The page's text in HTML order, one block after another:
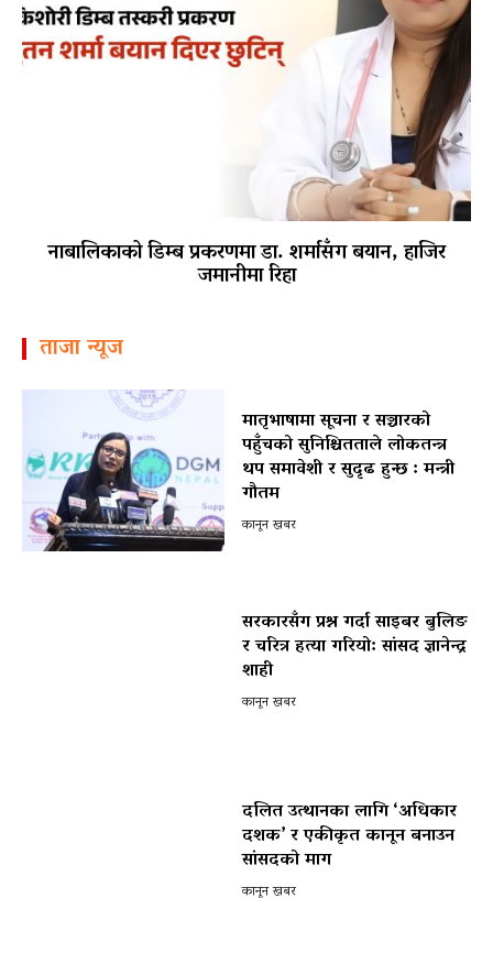
नाबालिकाको डिम्ब प्रकरणमा डा. शर्मासँग बयान, हाजिर
जमानीमा रिहा
ताजा न्यूज
मातृभाषामा सूचना र सञ्चारको
पहुँचको सुनिश्चितताले लोकतन्त्र
थप समावेशी र सुदृढ हुन्छ : मन्त्री
गौतम
कानून खबर
सरकारसँग प्रश्न गर्दा साइबर बुलिङ
र चरित्र हत्या गरियो: सांसद ज्ञानेन्द्र
शाही
कानून खबर
दलित उत्थानका लागि ‘अधिकार
दशक’ र एकीकृत कानून बनाउन
सांसदको माग
कानून खबर